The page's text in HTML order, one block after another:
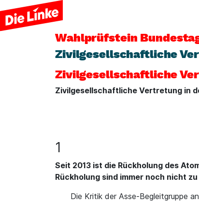
Wahlprüfstein
Zivilgesellschaftliche
Zivilgesellschaftliche
Zivilgesellschaftliche Vertretung in
1
Seit 2013 ist die Rückholung des
Rückholung sind immer noch nicht
Die Kritik der Asse-Begleitgruppe